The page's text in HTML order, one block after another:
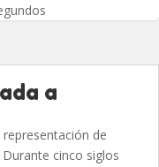
a
de
cinco siglos